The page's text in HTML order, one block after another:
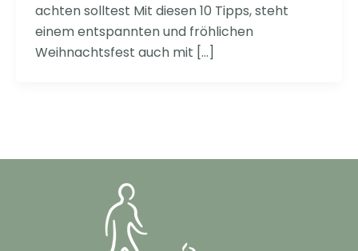
achten solltest Mit diesen 10 Tipps, steht
einem entspannten und fröhlichen
Weihnachtsfest auch mit […]